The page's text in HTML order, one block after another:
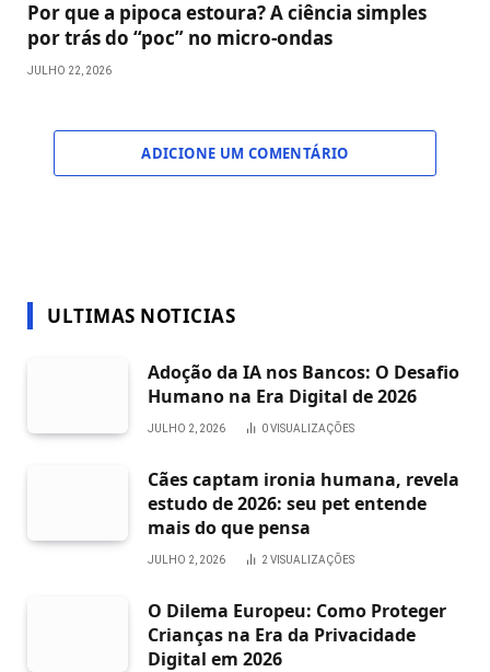
Por que a pipoca estoura? A ciência simples
por trás do “poc” no micro-ondas
JULHO 22, 2026
ADICIONE UM COMENTÁRIO
ULTIMAS NOTICIAS
Adoção da IA nos Bancos: O Desafio
Humano na Era Digital de 2026
JULHO 2, 2026 0VISUALIZAÇÕES
Cães captam ironia humana, revela
estudo de 2026: seu pet entende
mais do que pensa
JULHO 2, 2026 2 VISUALIZAÇÕES
O Dilema Europeu: Como Proteger
Crianças na Era da Privacidade
Digital em 2026